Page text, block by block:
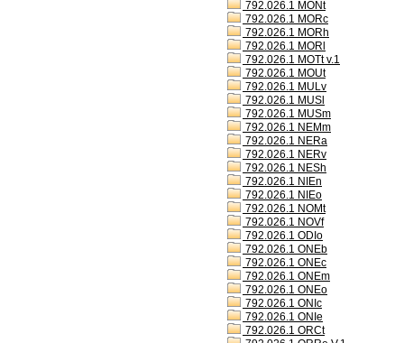
792.026.1 MONt
792.026.1 MORc
792.026.1 MORh
792.026.1 MORl
792.026.1 MOTt v.1
792.026.1 MOUt
792.026.1 MULv
792.026.1 MUSl
792.026.1 MUSm
792.026.1 NEMm
792.026.1 NERa
792.026.1 NERv
792.026.1 NESh
792.026.1 NIEn
792.026.1 NIEo
792.026.1 NOMt
792.026.1 NOVf
792.026.1 ODIo
792.026.1 ONEb
792.026.1 ONEc
792.026.1 ONEm
792.026.1 ONEo
792.026.1 ONIc
792.026.1 ONIe
792.026.1 ORCt